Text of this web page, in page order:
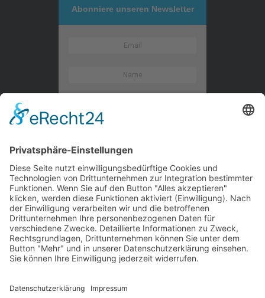
Abonniere unseren Newsletter
Kontaktieren Sie uns
WalBee
Bizzmade GmbH
Gießereistraße 29
83022 Rosenheim
Tel.:+49 8031 282 09 50
Web:
www.walbee.de